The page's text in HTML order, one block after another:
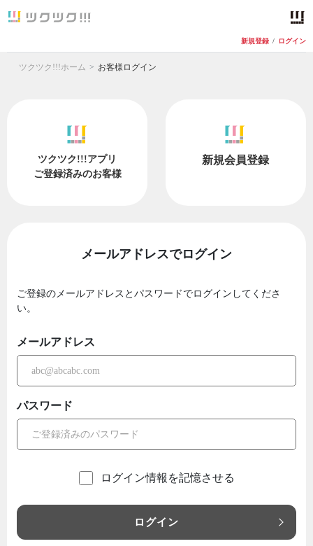
新規登録 / ログイン
ツクツク!!!ホーム お客様ログイン
ツクツク!!!アプリ
ご登録済みのお客様
新規会員登録
メールアドレスでログイン
ご登録のメールアドレスとパスワードでログインしてくださ
い。
メールアドレス
パスワード
ログイン情報を記憶させる
ログイン